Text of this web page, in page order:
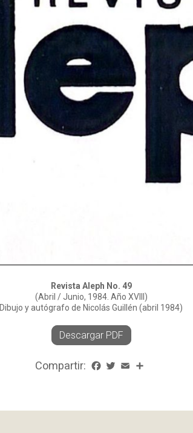
Revista Aleph No. 49
(Abril / Junio, 1984. Año XVIII)
Dibujo y autógrafo de Nicolás Guillén (abril 1984)
Descargar PDF
Compartir: Facebook
Twitter
Email